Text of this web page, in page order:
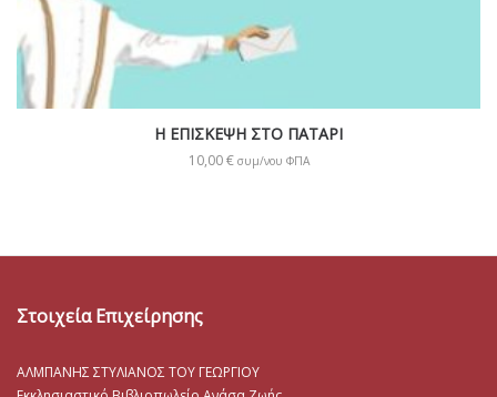
Η ΕΠΙΣΚΕΨΗ ΣΤΟ ΠΑΤΑΡΙ
10,00€ συμ/νου ΦΠΑ
Στοιχεία Επιχείρησης
ΑΛΜΠΑΝΗΣ ΣΤΥΛΙΑΝΟΣ ΤΟΥ ΓΕΩΡΓΙΟΥ